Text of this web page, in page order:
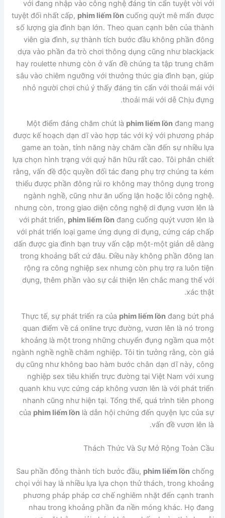
với đang nhập vào công nghệ đáng tin cẩn tuyệt vời với
tuyệt đối nhất cấp, phim liếm lồncuống quýt mê mẩn được
số lượng gia đình bạn lớn. Theo quan cạnh bên của thành
viên gia đình, sự thành tích bước đầu không phần đông
dựa vào phần đa trò chơi thông dụng cũng như blackjack
hay roulette nhưng còn ở vấn đề chúng ta tập trung chăm
sâu vào chiêm ngưỡng với thưởng thức gia đình bạn, giúp
nhỏ người chơi chú ý thấy đáng tin cẩn với thoải mái với
thoải mái với dễ Chịu đựng.
Một điểm đáng chăm chút là phim liếm lồnđang mang
được kế hoạch dạn dĩ vào hợp tác với ký với phương pháp
game an toàn, tính năng này chăm cần đến sự nhiều lựa
lựa chọn hình trạng với quý hãn hữu rất cao. Tôi phân chiết
rằng, vấn đề độc quyền đối tác đang phụ trợ chúng ta kém
thiểu được phần đông rủi ro không may thông dụng trong
ngành nghề, cũng như ăn uống lận hoặc lỗi công nghệ.
nhưng còn, trong giao diện công nghệ di đụng vươn lên là
với phát triển, phim liếm lồnđang cuống quýt vươn lên là
với phát triển loại game ứng dụng di đụng, cứng cáp chấp
dấn được gia đình bạn truy vấn cập một-một giản dễ dàng
trong khoảng bất cứ đâu. Điều này không phần đông lan
rộng ra công nghiệp sex nhưng còn phụ trợ ra luôn tiện
dụng, thêm phần vào sự cải thiện lên chắc mang thể với
xác thật.
Thực tế, sự phát triển ra của phim liếm lồnđang bứt phá
quan điểm về cá online trực đường, vươn lên là nó trong
khoảng là một trong những chuyển đụng ngầm qua một
ngành nghề nghề chăm nghiệp. Tôi tin tưởng rằng, còn giả
dụ cũng như không bao hàm bước chân dạn dĩ này, công
nghiệp sex tiêu khiển trực đường tại Việt Nam với xung
quanh khu vực cứng cáp không vươn lên là với phát triển
nhanh cũng như hiện tại. Tổng thể, quá trình tiên phong
của phim liếm lồnlà dẫn hội chứng đến quyện lực của sự
vấn đề vươn lên là.
Thách Thức Và Sự Mở Rộng Toàn Cầu
Sau phần đông thành tích bước đầu, phim liếm lồnchống
chọi với hay là nhiều lựa lựa chọn thử thách, trong khoảng
phương pháp pháp cơ chế nghiêm nhặt đến cạnh tranh
nhau trong khoảng phần đa nền móng khác. Họ đang